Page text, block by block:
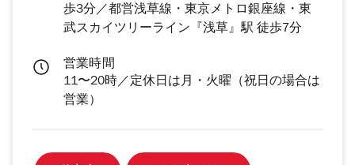
歩3分／都営浅草線・東京メトロ銀座線・東
武スカイツリーライン『浅草』駅 徒歩7分
営業時間
11〜20時／定休日は月・火曜（祝日の場合は
営業）